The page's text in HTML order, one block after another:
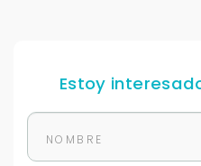
Estoy